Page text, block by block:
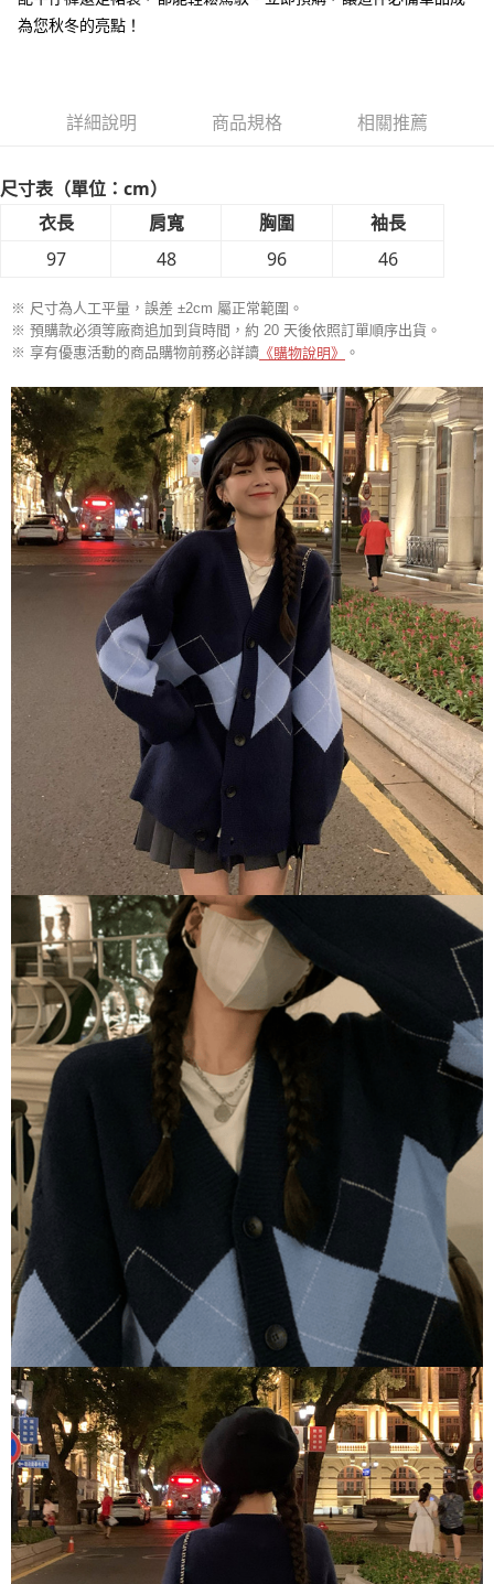
每筆NT$130，滿NT$599(含以上)免運費
為您秋冬的亮點！
詳細說明 商品規格 相關推薦
尺寸表（單位：cm）
衣長
肩寬 胸圍
袖長
97
48 96 46
※ 尺寸為人工平量，誤差 ±2cm 屬正常範圍。
※ 預購款必須等廠商追加到貨時間，約 20 天後依照訂單順序出貨。
※ 享有優惠活動的商品購物前務必詳讀 《購物說明》 。